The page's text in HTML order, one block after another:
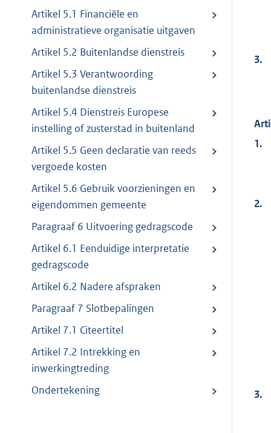
Artikel 5.1 Financiële en
administratieve organisatie uitgaven
Artikel 5.2 Buitenlandse dienstreis
Artikel 5.3 Verantwoording
buitenlandse dienstreis
Artikel 5.4 Dienstreis Europese
instelling of zusterstad in buitenland
Artikel 5.5 Geen declaratie van reeds
vergoede kosten
Artikel 5.6 Gebruik voorzieningen en
eigendommen gemeente
Paragraaf 6 Uitvoering gedragscode
Artikel 6.1 Eenduidige interpretatie
gedragscode
Artikel 6.2 Nadere afspraken
Paragraaf 7 Slotbepalingen
Artikel 7.1 Citeertitel
Artikel 7.2 Intrekking en
inwerkingtreding
Ondertekening
3.
1.
2.
3.